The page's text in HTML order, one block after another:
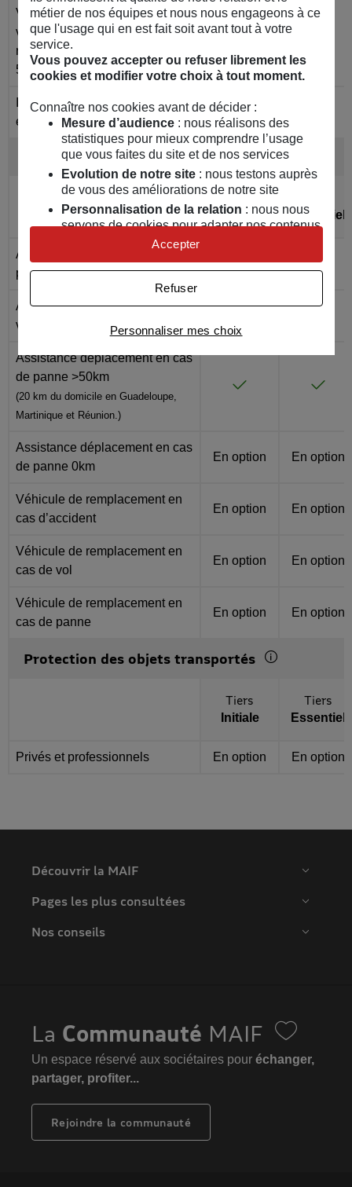
Valeur minimale garantie
véhicules assurés tous
risques à la société depuis
5 ans
Indemnisation des
équipements et accessoires
Complément d'information
-Non inclus
Solutions d’assistance à votre véhicule
Après activation d’un bouton “Complément d'information",
Toutes les options
Tiers
Initiale Essentiel
Assistance déplacement aux
personnes
Inclus Inclus
Assistance déplacement au
véhicule (accident et vol)
Assistance déplacement en cas
de panne >50km
(20 km du domicile en Guadeloupe,
Martinique et Réunion.)
Assistance déplacement en cas
de panne 0km
En option En option
Véhicule de remplacement en
cas d’accident
En option En option
Véhicule de remplacement en
cas de vol
En option En option
Véhicule de remplacement en
cas de panne
En option En option
Protection des objets transportés
Après activation d’un bouton “Complément d'information",
Tiers
Initiale
Tiers
Essentiel
Privés et professionnels En option En option
Découvrir la MAIF
Pages les plus consultées
Nos conseils
La Communauté MAIF
Un espace réservé aux sociétaires pour échanger,
partager, profiter...
Rejoindre la communauté
métier de nos équipes et nous nous engageons à ce
que l'usage qui en est fait soit avant tout à votre
service.
Vous pouvez accepter ou refuser librement les
cookies et modifier votre choix à tout moment.
Connaître nos cookies avant de décider :
Mesure d’audience: nous réalisons des
statistiques pour mieux comprendre l’usage
que vous faites du site et de nos services
Evolution de notre site: nous testons auprès
de vous des améliorations de notre site
Personnalisation de la relation : nous nous
servons de cookies pour adapter nos contenus
et personnaliser nos offres
Univers publicitaire: nous utilisons avec nos
publicités personnalisées
Personnaliser mes choix
Refuser
Accepter